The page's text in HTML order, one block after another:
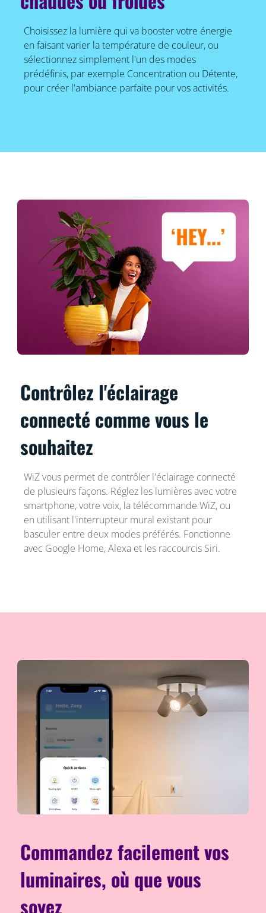
Choisissez la lumière qui va booster votre énergie
en faisant varier la température de couleur, ou
sélectionnez simplement l'un des modes
prédéfinis, par exemple Concentration ou Détente,
pour créer l'ambiance parfaite pour vos activités.
Contrôlez l'éclairage
connecté comme vous le
souhaitez
WiZ vous permet de contrôler l'éclairage connecté
de plusieurs façons. Réglez les lumières avec votre
smartphone, votre voix, la télécommande WiZ, ou
en utilisant l'interrupteur mural existant pour
basculer entre deux modes préférés. Fonctionne
avec Google Home, Alexa et les raccourcis Siri.
Commandez facilement vos
luminaires, où que vous
soyez